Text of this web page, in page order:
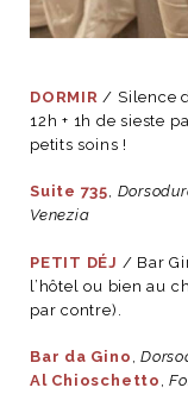
ART
DORMIR / Silence
12h + 1h de sieste
petits soins !
Suite 735,
Venezia
PETIT DÉJ / Bar
l’hôtel ou bien au
par contre).
Bar da Gino ,
Al Chioschetto ,